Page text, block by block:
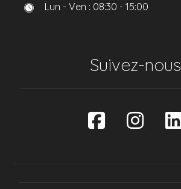
Lun - Ven : 08:30 - 15:00
Suivez-nous